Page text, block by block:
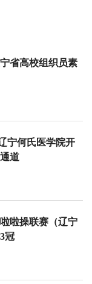
省高校组织员素
宁何氏医学院开
道
啦操联赛（辽宁
冠